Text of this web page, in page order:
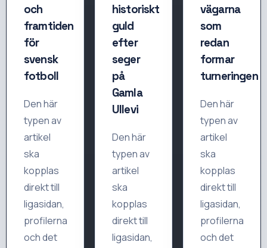
och
framtiden
för
svensk
fotboll
Den här
typen av
artikel
ska
kopplas
direkt till
ligasidan,
profilerna
och det
historiskt
guld
efter
seger
på
Gamla
Ullevi
Den här
typen av
artikel
ska
kopplas
direkt till
ligasidan,
vägarna
som
redan
formar
turneringen
Den här
typen av
artikel
ska
kopplas
direkt till
ligasidan,
profilerna
och det